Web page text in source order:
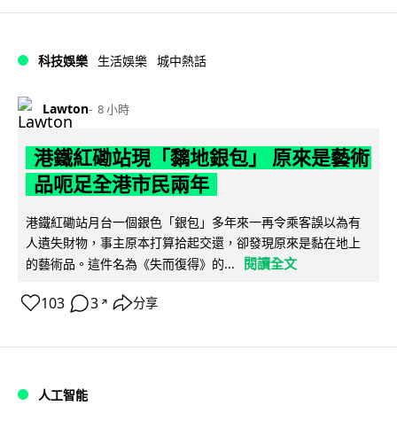
科技娛樂 生活娛樂 城中熱話
Lawton 8 小時
港鐵紅磡站現「黐地銀包」 原來是藝術
品呃足全港市民兩年
港鐵紅磡站月台一個銀色「銀包」多年來一再令乘客誤以為有
人遺失財物，事主原本打算拾起交還，卻發現原來是黏在地上
的藝術品。這件名為《失而復得》的...
閱讀全文
103 3 ↗ 分享
人工智能